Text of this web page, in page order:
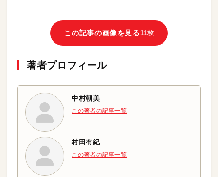
この記事の画像を見る 11枚
著者プロフィール
中村朝美
この著者の記事一覧
村田有紀
この著者の記事一覧